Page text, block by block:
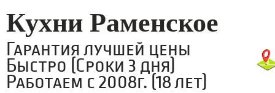
Кухни Раменское
Гарантия лучшей цены
Быстро (Сроки 3 дня)
Работаем с 2008г. (18 лет)